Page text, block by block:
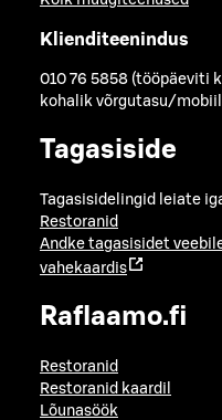
Klienditeenindus
010 76 5858 (tööpäeviti
kohalik võrgutasu/
Tagasiside
Tagasisidelingid leiate
Restoranid
Andke tagasisidet
vahekaardis
Raflaamo.fi
Restoranid
Restoranid kaardil
Lõunasöök